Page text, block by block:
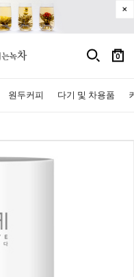
0
원두커피 다기 및 차용품